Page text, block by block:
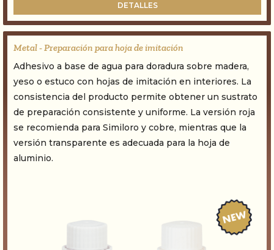
DETALLES
Metal - Preparación para hoja de imitación
Adhesivo a base de agua para doradura sobre madera,
yeso o estuco con hojas de imitación en interiores. La
consistencia del producto permite obtener un sustrato
de preparación consistente y uniforme. La versión roja
se recomienda para Similoro y cobre, mientras que la
versión transparente es adecuada para la hoja de
aluminio.